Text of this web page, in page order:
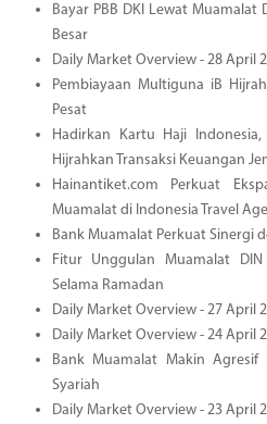
Bayar PBB DKI Lewat
Besar
Daily Market Overview - 28 April
Pembiayaan Multiguna iB
Pesat
Hadirkan Kartu Haji
Hijrahkan Transaksi Keuangan
Hainantiket.com Perkuat
Muamalat di Indonesia Travel
Bank Muamalat Perkuat Sinergi
Fitur Unggulan Muamalat DIN
Selama Ramadan
Daily Market Overview - 27 April
Daily Market Overview - 24 April
Bank Muamalat Makin Agresif
Syariah
Daily Market Overview - 23 April